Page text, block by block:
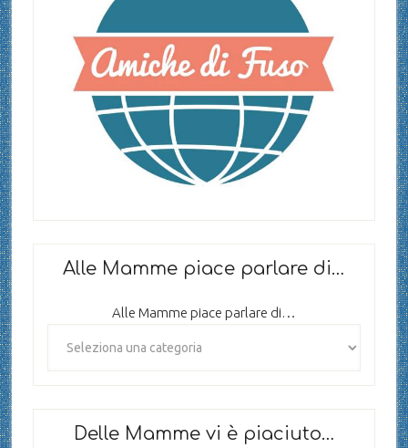
Alle Mamme piace parlare di…
Alle Mamme piace parlare di…
Delle Mamme vi è piaciuto…